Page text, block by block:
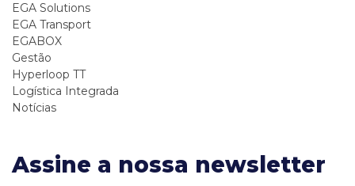
EGA Solutions
EGA Transport
EGABOX
Gestão
Hyperloop TT
Logística Integrada
Notícias
Assine a nossa newsletter